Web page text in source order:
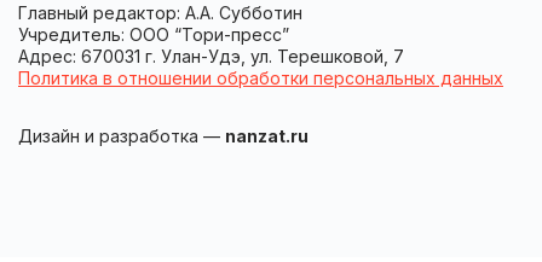
Главный редактор: А.А. Субботин
Учредитель: ООО “Тори-пресс”
Адрес: 670031 г. Улан-Удэ, ул. Терешковой, 7
Политика в отношении обработки персональных данных
Дизайн и разработка — nanzat.ru